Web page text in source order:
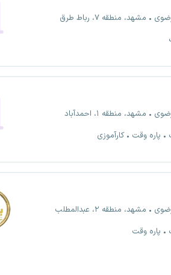
مشهد، منطقه ۷، رباط طرق
مشهد، منطقه ۱، احمدآباد
پاره وقت کارآموزی
مشهد، منطقه ۲، عبدالمطلب
پاره وقت